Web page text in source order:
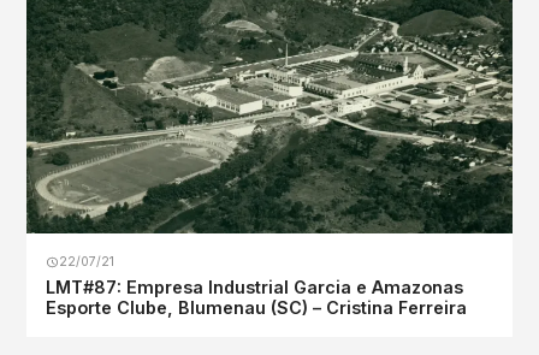
22/07/21
LMT#87: Empresa Industrial Garcia e Amazonas
Esporte Clube, Blumenau (SC) – Cristina Ferreira